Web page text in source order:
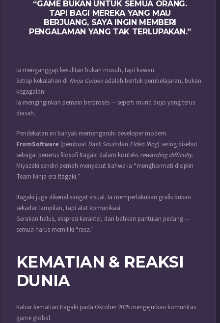
“GAME BUKAN UNTUK SEMUA ORANG.
TAPI BAGI MEREKA YANG MAU
BERJUANG, SAYA INGIN MEMBERI
PENGALAMAN YANG TAK TERLUPAKAN.”
Ia menganggap kesulitan bukan musuh, tapi kawan.
Setiap kekalahan di Ninja Gaiden adalah bentuk pembelajaran, bukan
kegagalan.
Ia menginginkan pemain berproses — seperti murid dojo yang terus
diasah.
Pendekatan ini banyak memengaruhi developer modern.
FromSoftware (pembuat Dark Soulsdan Elden Ring) sering disebut
sebagai penerus filosofi Itagaki dalam konteks rewarding difficulty.
Miyazaki sendiri pernah menyebut bahwa ia “menghormati disiplin
Team Ninja era Itagaki.”
Itagaki juga dikenal sangat visual. Ia memperlakukan grafis bukan
sekadar tampilan, tapi alat komunikasi.
Gerakan halus, ekspresi karakter, dan bahkan pantulan pedang —
semua harus memiliki “rasa.”
KEMATIAN & REAKSI
DUNIA
Kabar kematian Itagaki pada Oktober 2025 mengejutkan komunitas
game global.